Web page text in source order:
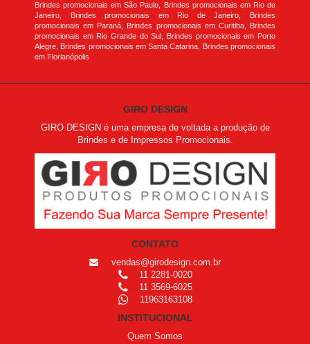
Brindes promocionais em São Paulo, Brindes promocionais em Rio de
Janeiro, Brindes promocionais em Rio de Janeiro, Brindes
promocionais em Paraná, Brindes promocionais em Curitiba, Brindes
promocionais em Rio Grande do Sul, Brindes promocionais em Porto
Alegre, Brindes promocionais em Santa Catarina, Brindes promocionais
em Florianópolis
GIRO DESIGN
GIRO DESIGN é uma empresa de voltada a produção de
Brindes e de Impressos Promocionais.
CONTATO
vendas@girodesign.com.br
11 2281-0020
11 3569-6025
11963163108
INSTITUCIONAL
Quem Somos